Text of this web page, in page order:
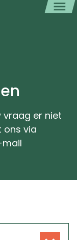
vraag er niet
ons via